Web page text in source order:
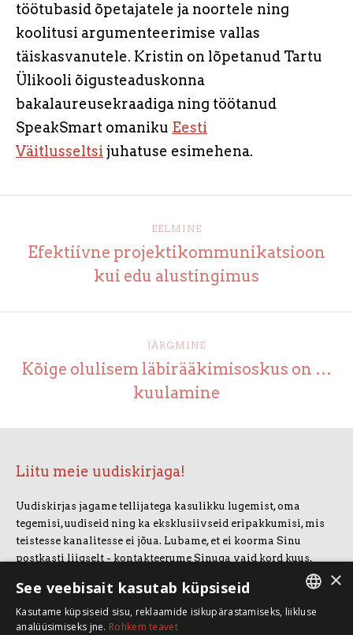
töötubasid õpetajatele ja noortele ning
koolitusi argumenteerimise vallas
täiskasvanutele. Kristin on lõpetanud Tartu
Ülikooli õigusteaduskonna
bakalaureusekraadiga ning töötanud
SpeakSmart omaniku Eesti
Väitlusseltsi juhatuse esimehena.
EELMINE
Efektiivne projektikommunikatsioon
kui edu alustingimus
JÄRGMINE
Kõige olulisem läbirääkimisoskus on …
kuulamine
Liitu meie uudiskirjaga!
Uudiskirjas jagame tellijatega kasulikku lugemist, oma
tegemisi, uudiseid ning ka eksklusiivseid eripakkumisi, mis
teistesse kanalitesse ei jõua. Lubame, et ei koorma Sinu
postkasti liigselt - kontakteerume Sinuga vaid kord kuus.
LIITUN UUDISKIRJAGA
×
See veebisait kasutab küpsiseid
Kasutame küpsiseid sisu, reklaamide isikupärastamiseks, liikluse
analüüsimiseks jne. Rohkem teavet